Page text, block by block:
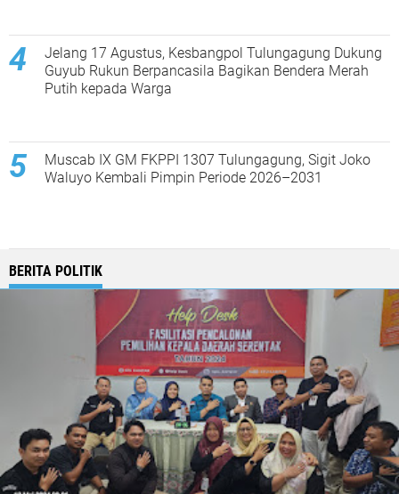
Jelang 17 Agustus, Kesbangpol Tulungagung Dukung
Guyub Rukun Berpancasila Bagikan Bendera Merah
Putih kepada Warga
Muscab IX GM FKPPI 1307 Tulungagung, Sigit Joko
Waluyo Kembali Pimpin Periode 2026–2031
BERITA POLITIK